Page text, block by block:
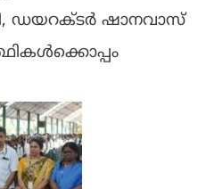
ഡയറക്ടർ ഷാനവാസ്